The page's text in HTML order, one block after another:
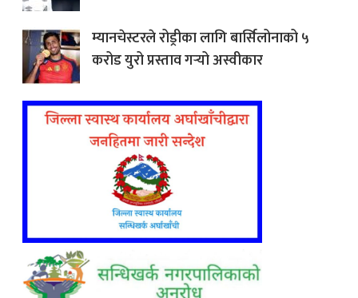
म्यानचेस्टरले रोड्रीका लागि बार्सिलोनाको ५
करोड युरो प्रस्ताव गर्‍यो अस्वीकार